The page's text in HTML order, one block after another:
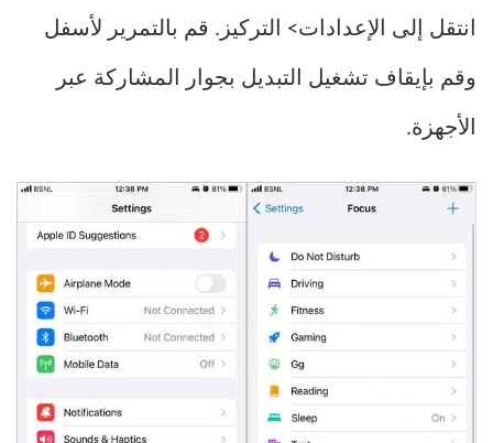
انتقل إلى الإعدادات> التركيز. قم بالتمرير لأسفل
وقم بإيقاف تشغيل التبديل بجوار المشاركة عبر
الأجهزة.